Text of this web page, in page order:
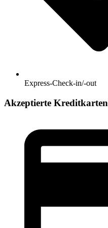
Express-Check-in/-out
Akzeptierte Kreditkarten